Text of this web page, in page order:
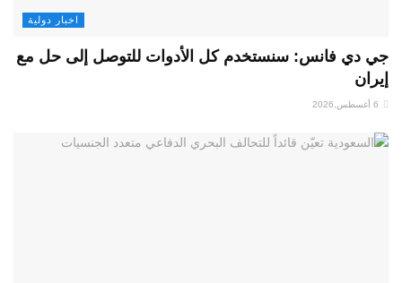
اخبار دولية
جي دي فانس: سنستخدم كل الأدوات للتوصل إلى حل مع
إيران